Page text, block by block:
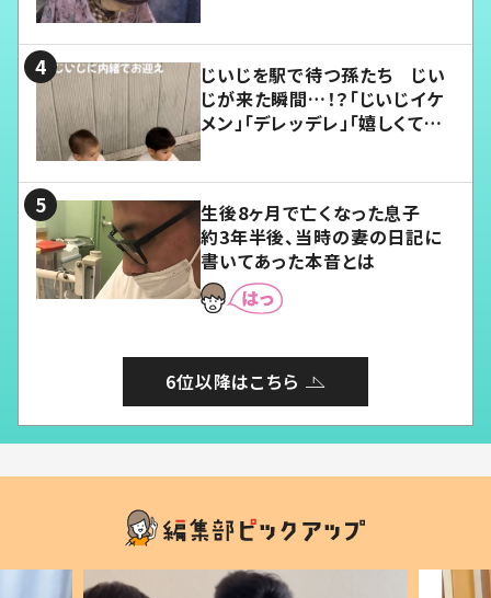
じいじを駅で待つ孫たち じい
じが来た瞬間…！？「じいじイケ
メン」「デレッデレ」「嬉しくて可
生後8ヶ月で亡くなった息子
約3年半後、当時の妻の日記に
書いてあった本音とは
6位以降はこちら